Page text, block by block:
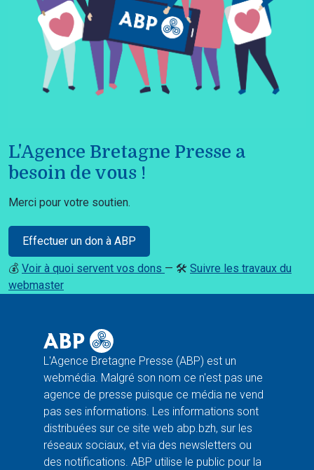
L'Agence Bretagne Presse a
besoin de vous !
Merci pour votre soutien.
Effectuer un don à ABP
💰 Voir à quoi servent vos dons — 🛠️ Suivre les travaux du
webmaster
L'Agence Bretagne Presse (ABP) est un
webmédia. Malgré son nom ce n'est pas une
agence de presse puisque ce média ne vend
pas ses informations. Les informations sont
distribuées sur ce site web abp.bzh, sur les
réseaux sociaux, et via des newsletters ou
des notifications. ABP utilise le public pour la